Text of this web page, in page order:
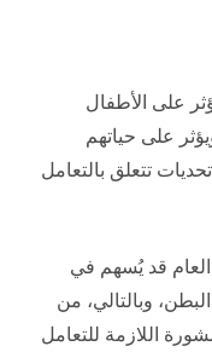
على الأطفال
على حياتهم
تتعلق بالتعامل
العام قد يُسهم في
وبالتالي، من
اللازمة للتعامل